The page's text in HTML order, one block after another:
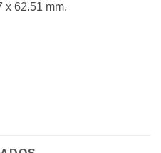
x 62.51 mm.